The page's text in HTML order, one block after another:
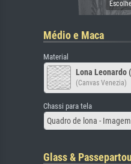
Médio e Maca
Material
Lona Leonardo
(Canvas Venezia)
Chassi para tela
Quadro de lona -
Glass &